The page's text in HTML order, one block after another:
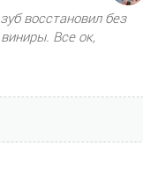
восстановил без
Все ок,